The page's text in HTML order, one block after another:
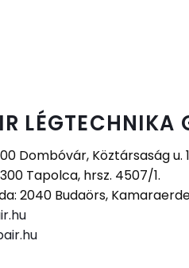
LÉGTECHNIKA
Dombóvár, Köztársaság u.
Tapolca, hrsz. 4507/1.
2040 Budaörs,